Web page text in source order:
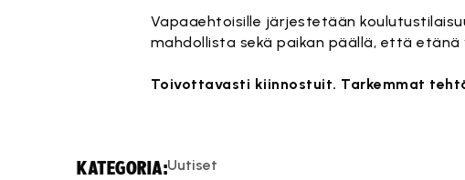
Vapaaehtoisille järjestetään
mahdollista sekä paikan päällä, että
Toivottavasti kiinnostuit. Tarkemmat
KATEGORIA:Uutiset